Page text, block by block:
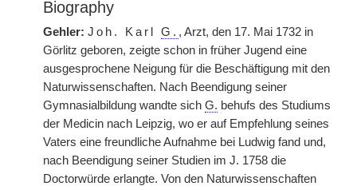
Biography
Gehler: Joh. Karl G. , Arzt, den 17. Mai 1732 in
Görlitz geboren, zeigte schon in früher Jugend eine
ausgesprochene Neigung für die Beschäftigung mit den
Naturwissenschaften. Nach Beendigung seiner
Gymnasialbildung wandte sich G. behufs des Studiums
der Medicin nach Leipzig, wo er auf Empfehlung seines
Vaters eine freundliche Aufnahme bei Ludwig fand und,
nach Beendigung seiner Studien im J. 1758 die
Doctorwürde erlangte. Von den Naturwissenschaften